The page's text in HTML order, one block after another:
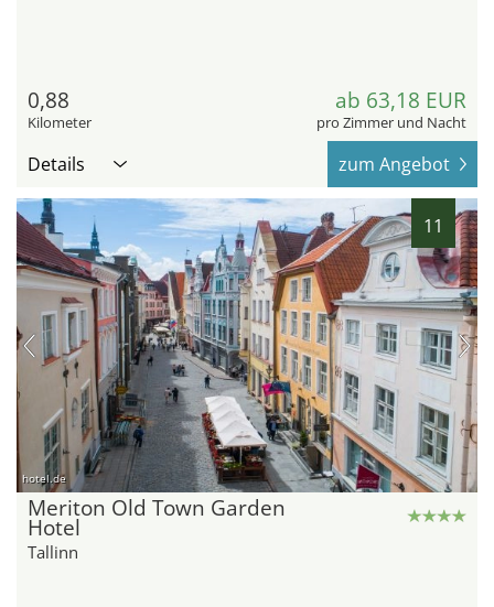
0,88
Kilometer
ab 63,18 EUR
pro Zimmer und Nacht
Details zum Angebot
11
hotel.de
Meriton Old Town Garden
Hotel
Tallinn